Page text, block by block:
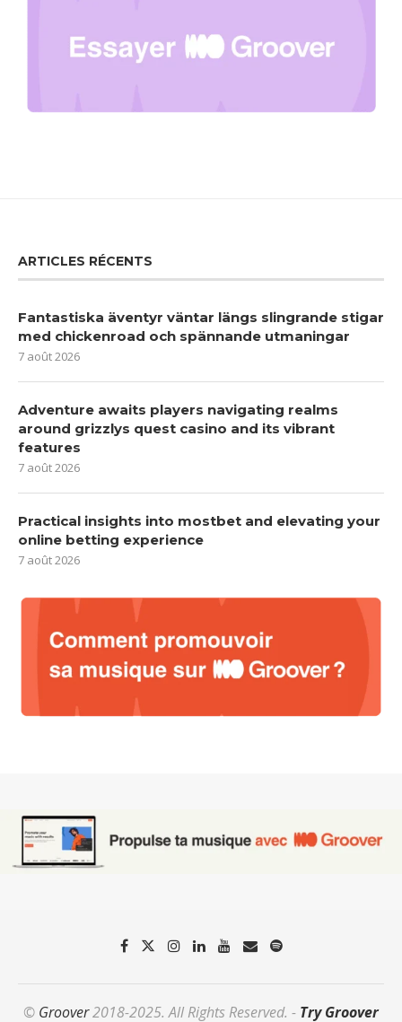
ARTICLES RÉCENTS
Fantastiska äventyr väntar längs slingrande stigar
med chickenroad och spännande utmaningar
7 août 2026
Adventure awaits players navigating realms
around grizzlys quest casino and its vibrant
features
7 août 2026
Practical insights into mostbet and elevating your
online betting experience
7 août 2026
© Groover2018-2025. All Rights Reserved. - Try Groover